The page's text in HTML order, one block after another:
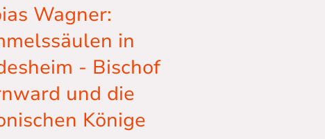
Wagner:
in
- Bischof
und die
Könige